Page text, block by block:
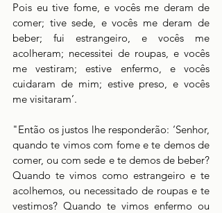
Pois eu tive fome, e vocês me deram de
comer; tive sede, e vocês me deram de
beber; fui estrangeiro, e vocês me
acolheram; necessitei de roupas, e vocês
me vestiram; estive enfermo, e vocês
cuidaram de mim; estive preso, e vocês
me visitaram’.
"Então os justos lhe responderão: ‘Senhor,
quando te vimos com fome e te demos de
comer, ou com sede e te demos de beber?
Quando te vimos como estrangeiro e te
acolhemos, ou necessitado de roupas e te
vestimos? Quando te vimos enfermo ou